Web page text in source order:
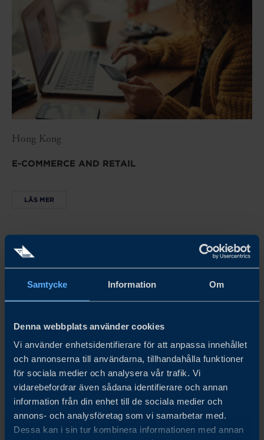
Samtycke Information Om
Denna webbplats använder cookies
Vi använder enhetsidentifierare för att anpassa innehållet
och annonserna till användarna, tillhandahålla funktioner
för sociala medier och analysera vår trafik. Vi
vidarebefordrar även sådana identifierare och annan
information från din enhet till de sociala medier och
annons- och analysföretag som vi samarbetar med.
Dessa kan i sin tur kombinera informationen med annan
Hong Kong
E-COMMERCE AND RETAIL
LÄS MER
Hong Kong